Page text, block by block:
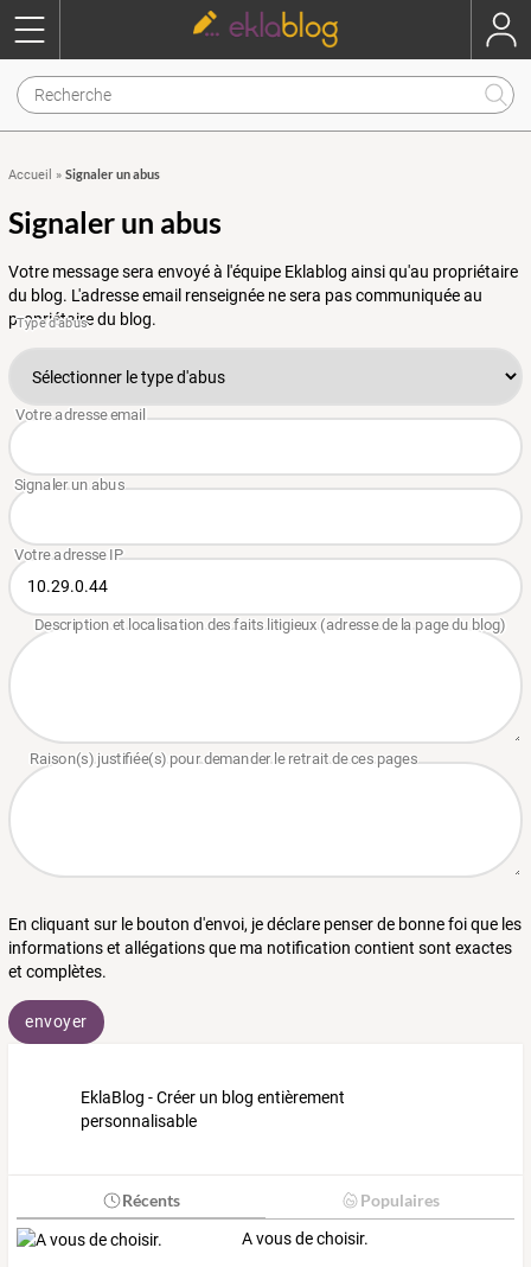
Accueil » Signaler un abus
Signaler un abus
Votre message sera envoyé à l'équipe Eklablog ainsi qu'au propriétaire
du blog. L'adresse email renseignée ne sera pas communiquée au
propriétaire du blog.
En cliquant sur le bouton d'envoi, je déclare penser de bonne foi que les
informations et allégations que ma notification contient sont exactes
et complètes.
envoyer
EklaBlog - Créer un blog entièrement
personnalisable
Récents Populaires
A vous de choisir.